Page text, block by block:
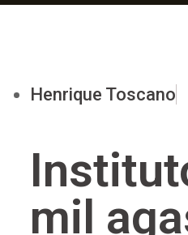
Henrique Toscano
mil